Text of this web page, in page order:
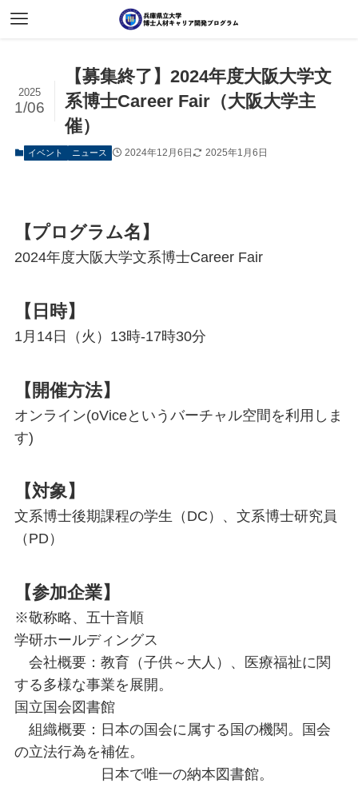
【募集終了】2024年度大阪大学文
系博士Career Fair（大阪大学主
催）
2025
1/06
イベント ニュース 2024年12月6日 2025年1月6日
【プログラム名】
2024年度大阪大学文系博士Career Fair
【日時】
1月14日（火）13時-17時30分
【開催方法】
オンライン(oViceというバーチャル空間を利用しま
す)
【対象】
文系博士後期課程の学生（DC）、文系博士研究員
（PD）
【参加企業】
※敬称略、五十音順
学研ホールディングス
会社概要：教育（子供～大人）、医療福祉に関
する多様な事業を展開。
国立国会図書館
組織概要：日本の国会に属する国の機関。国会
の立法行為を補佐。
日本で唯一の納本図書館。